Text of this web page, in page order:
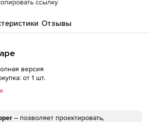
ссылку
Отзывы
версия
от 1 шт.
– позволяет проектировать,